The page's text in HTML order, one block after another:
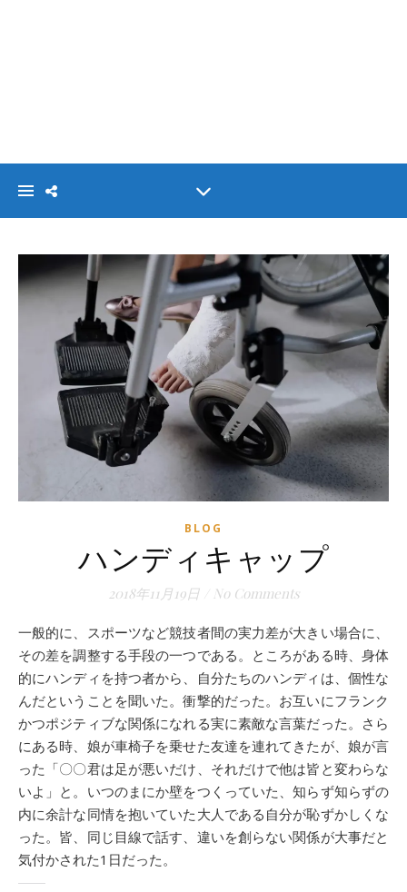
BLOG
ハンディキャップ
2018年11月19日 No Comments
一般的に、スポーツなど競技者間の実力差が大きい場合に、
その差を調整する手段の一つである。ところがある時、身体
的にハンディを持つ者から、自分たちのハンディは、個性な
んだということを聞いた。衝撃的だった。お互いにフランク
かつポジティブな関係になれる実に素敵な言葉だった。さら
にある時、娘が車椅子を乗せた友達を連れてきたが、娘が言
った「〇〇君は足が悪いだけ、それだけで他は皆と変わらな
いよ」と。いつのまにか壁をつくっていた、知らず知らずの
内に余計な同情を抱いていた大人である自分が恥ずかしくな
った。皆、同じ目線で話す、違いを創らない関係が大事だと
気付かされた1日だった。